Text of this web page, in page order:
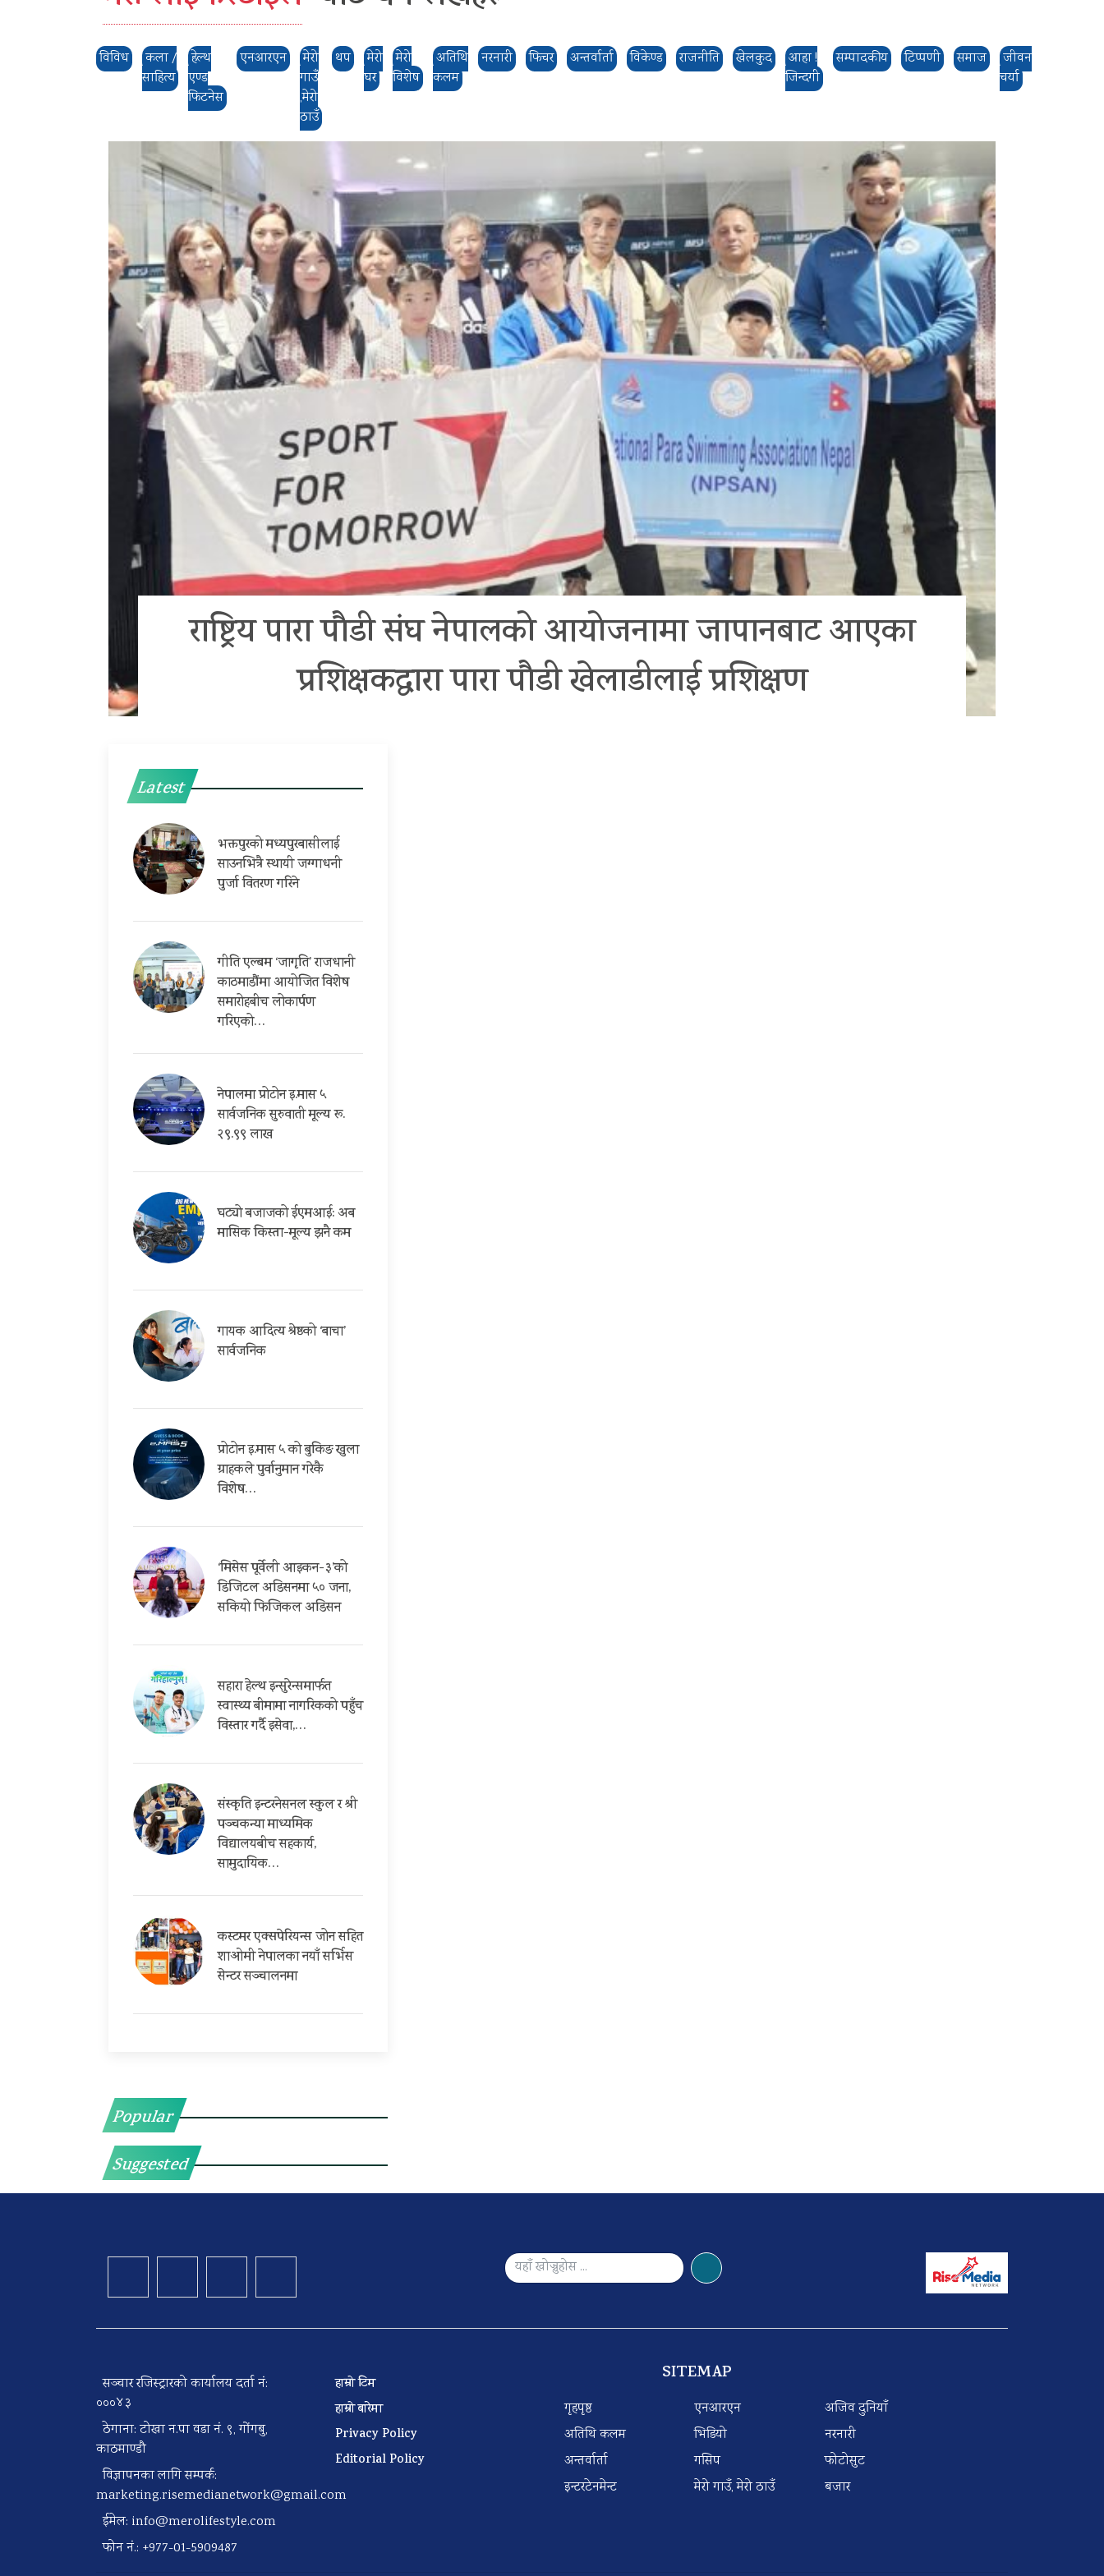
विविध
कला /
साहित्य
हेल्थ
एण्ड
फिटनेस
एनआरएन
मेरो
गाउँ
,मेरो
ठाउँ
थप
मेरो
घर
मेरो
विशेष
अतिथि
कलम
नरनारी फिचर अन्तर्वार्ता विकेण्ड राजनीति खेलकुद
आहा !
जिन्दगी
सम्पादकीय टिप्पणी समाज
जीवन
चर्या
राष्ट्रिय पारा पौडी संघ नेपालको आयोजनामा जापानबाट आएका
प्रशिक्षकद्धारा पारा पौडी खेलाडीलाई प्रशिक्षण
Latest
भक्तपुरको मध्यपुरबासीलाई
साउनभित्रै स्थायी जग्गाधनी
पुर्जा वितरण गरिने
गीति एल्बम ‘जागृति’ राजधानी
काठमाडौंमा आयोजित विशेष
समारोहबीच लोकार्पण
गरिएको…
नेपालमा प्रोटोन इ.मास ५
सार्वजनिक सुरुवाती मूल्य रू.
२९.९९ लाख
घट्यो बजाजको ईएमआई: अब
मासिक किस्ता-मूल्य झनै कम
गायक आदित्य श्रेष्ठको ‘बाचा’
सार्वजनिक
प्रोटोन इ.मास ५ को बुकिङ खुला
ग्राहकले पुर्वानुमान गरेकै
विशेष…
‘मिसेस पूर्वेली आइकन-३’को
डिजिटल अडिसनमा ५० जना,
सकियो फिजिकल अडिसन
सहारा हेल्थ इन्सुरेन्समार्फत
स्वास्थ्य बीमामा नागरिकको पहुँच
विस्तार गर्दै इसेवा,…
संस्कृति इन्टरनेसनल स्कुल र श्री
पञ्चकन्या माध्यमिक
विद्यालयबीच सहकार्य,
सामुदायिक…
कस्टमर एक्सपेरियन्स जोन सहित
शाओमी नेपालका नयाँ सर्भिस
सेन्टर सञ्चालनमा
Popular
Suggested
सञ्चार रजिस्ट्रारको कार्यालय दर्ता नं:
०००४३
ठेगाना: टोखा न.पा वडा नं. ९, गोंगबु,
काठमाण्डौ
विज्ञापनका लागि सम्पर्क:
marketing.risemedianetwork@gmail.com
ईमेल: info@merolifestyle.com
फोन नं.: +977-01-5909487
हाम्रो टिम
हाम्रो बारेमा
Privacy Policy
Editorial Policy
SITEMAP
गृहपृष्ठ
अतिथि कलम
अन्तर्वार्ता
इन्टरटेनमेन्ट
एनआरएन
भिडियो
गसिप
मेरो गाउँ, मेरो ठाउँ
अजिव दुनियाँ
नरनारी
फोटोसुट
बजार